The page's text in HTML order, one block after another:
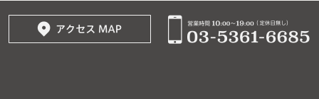
© 2017–2026 株式会社RPG